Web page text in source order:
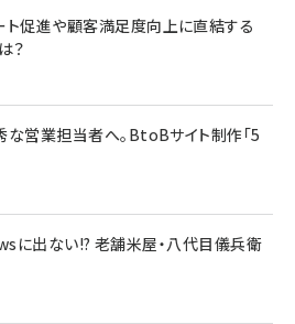
ト促進や顧客満足度向上に直結する
？
営業担当者へ。BtoBサイト制作「5
に出ない!? 老舗米屋・八代目儀兵衛